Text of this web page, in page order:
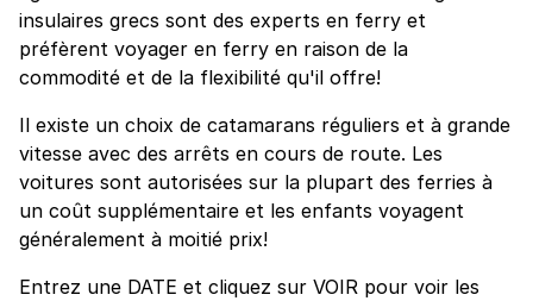
insulaires grecs sont des experts en ferry et
préfèrent voyager en ferry en raison de la
commodité et de la flexibilité qu'il offre!
Il existe un choix de catamarans réguliers et à grande
vitesse avec des arrêts en cours de route. Les
voitures sont autorisées sur la plupart des ferries à
un coût supplémentaire et les enfants voyagent
généralement à moitié prix!
Entrez une DATE et cliquez sur VOIR pour voir les